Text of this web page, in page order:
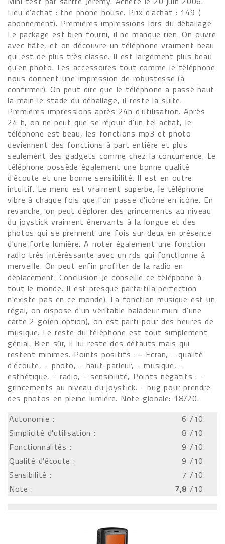
Lieu d'achat : the phone house. Prix d'achat : 149 (
abonnement). Premières impressions lors du déballage
Le package est bien fourni, il ne manque rien. On ouvre
avec hâte, et on découvre un téléphone vraiment beau
qui est de plus très classe. Il est largement plus beau
qu'en photo. Les accessoires tout comme le téléphone
nous donnent une impression de robustesse (à
confirmer). On peut dire que le téléphone a passé haut
la main le stade du déballage, il reste la suite.
Premières impressions après 24h d'utilisation. Aprés
24 h, on ne peut que se réjouir d'un tel achat, le
téléphone est beau, les fonctions mp3 et photo
deviennent des fonctions à part entière et plus
seulement des gadgets comme chez la concurrence. Le
téléphone possède également une bonne qualité
d'écoute et une bonne sensibilité. Il est en outre
intuitif. Le menu est vraiment superbe, le téléphone
vibre à chaque fois que l'on passe d'icône en icône. En
revanche, on peut déplorer des grincements au niveau
du joystick vraiment énervants à la longue et des
photos qui se prennent une fois sur deux en présence
d'une forte lumière. A noter également une fonction
radio très intéréssante avec un rds qui fonctionne à
merveille. On peut enfin profiter de la radio en
déplacement. Conclusion Je conseille ce téléphone à
tout le monde. Il est presque parfait(la perfection
n'existe pas en ce monde). La fonction musique est un
régal, on dispose d'un véritable baladeur muni d'une
carte 2 go(en option), on est parti pour des heures de
musique. Le reste du téléphone est tout simplement
génial. Bien sûr, il lui reste des défauts mais qui
restent minimes. Points positifs : - Ecran, - qualité
d'écoute, - photo, - haut-parleur, - musique, -
esthétique, - radio, - sensibilité, Points négatifs : -
grincements au niveau du joystick. - bug pour prendre
des photos en pleine lumière. Note globale: 18/20.
Autonomie :
6 /10
Simplicité d'utilisation :
8 /10
Fonctionnalités :
9 /10
Qualité d'écoute :
9 /10
Sensibilité :
7 /10
Note :
7,8 /10